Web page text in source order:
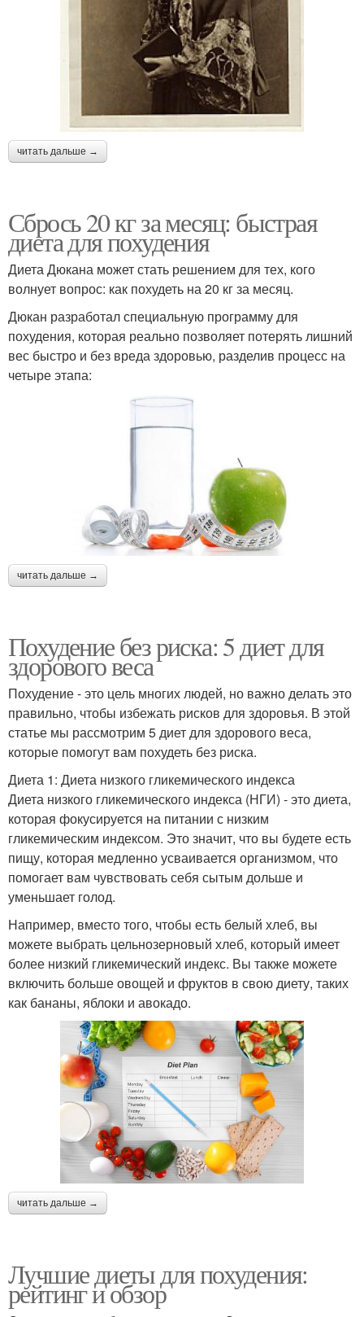
читать дальше →
Сбрось 20 кг за месяц: быстрая
диета для похудения
Диета Дюкана может стать решением для тех, кого
волнует вопрос: как похудеть на 20 кг за месяц.
Дюкан разработал специальную программу для
похудения, которая реально позволяет потерять лишний
вес быстро и без вреда здоровью, разделив процесс на
четыре этапа:
читать дальше →
Похудение без риска: 5 диет для
здорового веса
Похудение - это цель многих людей, но важно делать это
правильно, чтобы избежать рисков для здоровья. В этой
статье мы рассмотрим 5 диет для здорового веса,
которые помогут вам похудеть без риска.
Диета 1: Диета низкого гликемического индекса
Диета низкого гликемического индекса (НГИ) - это диета,
которая фокусируется на питании с низким
гликемическим индексом. Это значит, что вы будете есть
пищу, которая медленно усваивается организмом, что
помогает вам чувствовать себя сытым дольше и
уменьшает голод.
Например, вместо того, чтобы есть белый хлеб, вы
можете выбрать цельнозерновый хлеб, который имеет
более низкий гликемический индекс. Вы также можете
включить больше овощей и фруктов в свою диету, таких
как бананы, яблоки и авокадо.
читать дальше →
Лучшие диеты для похудения:
рейтинг и обзор